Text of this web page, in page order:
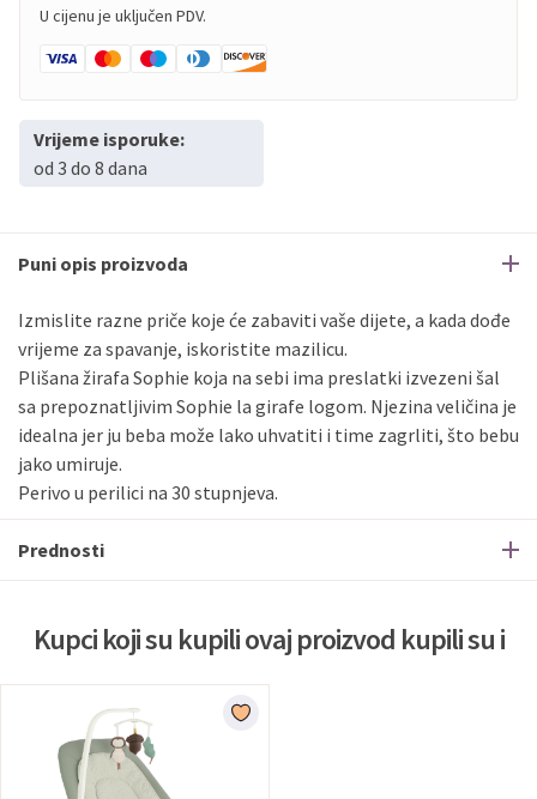
U cijenu je uključen PDV.
Vrijeme isporuke:
od 3 do 8 dana
Puni opis proizvoda
Izmislite razne priče koje će zabaviti vaše dijete, a kada dođe
vrijeme za spavanje, iskoristite mazilicu.
Plišana žirafa Sophie koja na sebi ima preslatki izvezeni šal
sa prepoznatljivim Sophie la girafe logom. Njezina veličina je
idealna jer ju beba može lako uhvatiti i time zagrliti, što bebu
jako umiruje.
Perivo u perilici na 30 stupnjeva.
Prednosti
Kupci koji su kupili ovaj proizvod kupili su i